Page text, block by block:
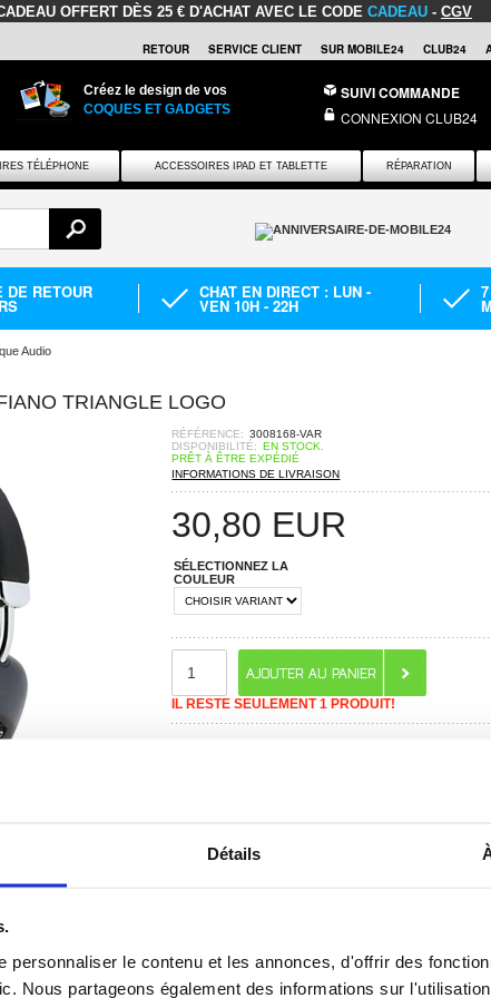
Détails
personnaliser le contenu et les annonces, d'offrir des
Nous partageons également des informations sur
OFFERT DÈS 25 € D'ACHAT AVEC LE CODE CADEAU - CGV
RETOUR SERVICE CLIENT SUR MOBILE24 CLUB24
Créez le design de vos
COQUES ET GADGETS
SUIVI COMMANDE
CONNEXION CLUB24
TÉLÉPHONE ACCESSOIRES IPAD ET TABLETTE RÉPARATION
DE RETOUR CHAT EN DIRECT : LUN -
VEN 10H - 22H
Audio
TRIANGLE LOGO
RÉFÉRENCE: 3008168-VAR
DISPONIBILITÉ: EN STOCK.
PRÊT À ÊTRE EXPÉDIÉ
INFORMATIONS DE LIVRAISON
30,80 EUR
SÉLECTIONNEZ LA
COULEUR
IL RESTE SEULEMENT 1 PRODUIT!
NOUS !